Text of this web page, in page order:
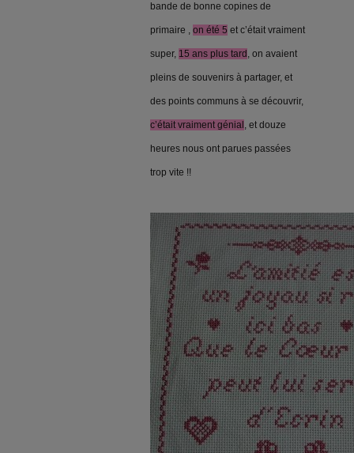
bande de bonne copines de
primaire , on été 5 et c’était vraiment
super, 15 ans plus tard , on avaient
pleins de souvenirs à partager, et
des points communs à se découvrir,
c’était vraiment génial , et douze
heures nous ont parues passées
trop vite !!